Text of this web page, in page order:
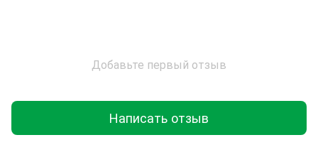
Добавьте первый отзыв
Написать отзыв